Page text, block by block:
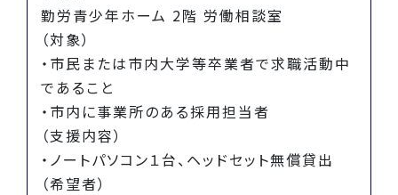
勤労青少年ホーム 2階 労働相談室
（対象）
・市民または市内大学等卒業者で求職活動中
であること
・市内に事業所のある採用担当者
（支援内容）
・ノートパソコン１台、ヘッドセット無償貸出
（希望者）